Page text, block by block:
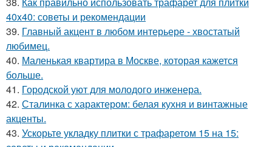
40x40: советы и рекомендации
39. Главный акцент в любом интерьере - хвостатый
любимец.
40. Маленькая квартира в Москве, которая кажется
больше.
41. Городской уют для молодого инженера.
42. Сталинка с характером: белая кухня и винтажные
акценты.
43. Ускорьте укладку плитки с трафаретом 15 на 15: